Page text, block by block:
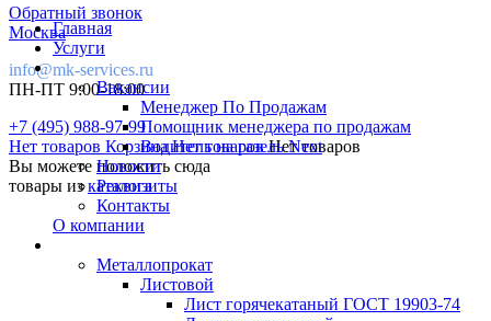
Обратный звонок
Москва
info@mk-services.ru
ПН-ПТ 9:00-18:00
+7 (495) 988-97-99
Нет товаров КорзинаНет товаровНет товаров
Вы можете положить сюда
товары изкаталога
Главная
Услуги
Вакансии
Менеджер По Продажам
Помощник менеджера по продажам
Водитель на газель Next
Новости
Реквизиты
Контакты
О компании
Металлопрокат
Листовой
Лист горячекатаный ГОСТ 19903-74